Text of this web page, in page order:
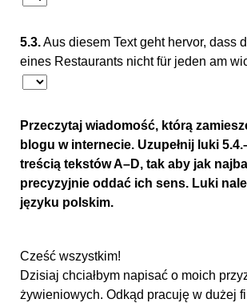
5.3.Aus diesem Text geht hervor, dass
eines Restaurants nicht für jeden am
Przeczytaj wiadomość, którą
blogu w internecie. Uzupełnij luki
treścią tekstów A–D, tak aby jak
precyzyjnie oddać ich sens. Luki
języku polskim.
Cześć wszystkim!
Dzisiaj chciałbym napisać o moich
żywieniowych. Odkąd pracuję w dużej